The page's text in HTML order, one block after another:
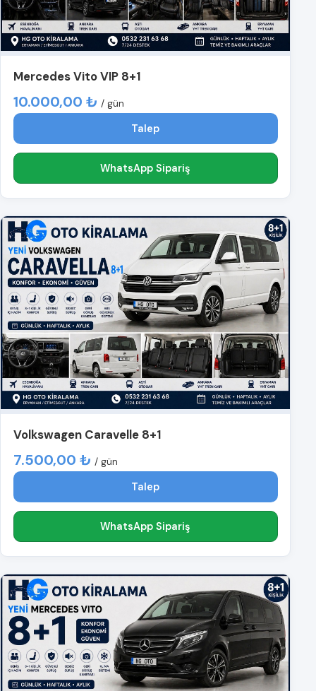
Mercedes Vito VIP 8+1
10.000,00 ₺ / gün
Talep
WhatsApp Sipariş
Volkswagen Caravelle 8+1
7.500,00 ₺ / gün
Talep
WhatsApp Sipariş